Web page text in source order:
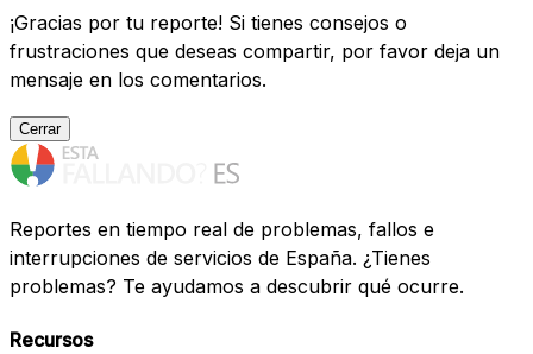
¡Gracias por tu reporte! Si tienes consejos o
frustraciones que deseas compartir, por favor deja un
mensaje en los comentarios.
Cerrar
Reportes en tiempo real de problemas, fallos e
interrupciones de servicios de España. ¿Tienes
problemas? Te ayudamos a descubrir qué ocurre.
Recursos